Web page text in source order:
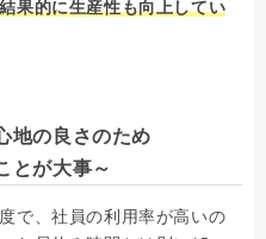
結果的に生産性も向上してい
地の良さのため
とが大事～
で、社員の利用率が高いの